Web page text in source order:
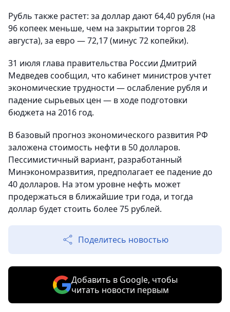
Рубль также растет: за доллар дают 64,40 рубля (на
96 копеек меньше, чем на закрытии торгов 28
августа), за евро — 72,17 (минус 72 копейки).
31 июля глава правительства России Дмитрий
Медведев сообщил, что кабинет министров учтет
экономические трудности — ослабление рубля и
падение сырьевых цен — в ходе подготовки
бюджета на 2016 год.
В базовый прогноз экономического развития РФ
заложена стоимость нефти в 50 долларов.
Пессимистичный вариант, разработанный
Минэкономразвития, предполагает ее падение до
40 долларов. На этом уровне нефть может
продержаться в ближайшие три года, и тогда
доллар будет стоить более 75 рублей.
Поделитесь новостью
Добавить в Google, чтобы
читать новости первым